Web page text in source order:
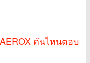
คันไหนตอบ